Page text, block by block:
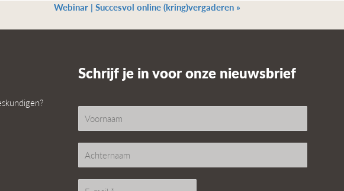
Webinar | Succesvol online (kring)vergaderen »
Schrijf je in voor onze nieuwsbrief